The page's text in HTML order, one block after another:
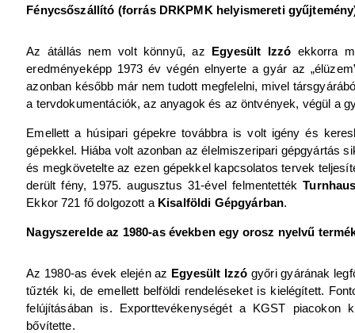
Fénycsőszállító (forrás DRKPMK helyismereti
Az átállás nem volt könnyű, az Egyesült Izzó ekkorra
eredményeképp 1973 év végén elnyerte a gyár az
azonban később már nem tudott megfelelni, mivel
a tervdokumentációk, az anyagok és az öntvények, végül a
Emellett a húsipari gépekre továbbra is volt igény és
gépekkel. Hiába volt azonban az élelmiszeripari gépgyártás
és megkövetelte az ezen gépekkel kapcsolatos tervek
derült fény, 1975. augusztus 31-ével felmentették
Ekkor 721 fő dolgozott a Kisalföldi Gépgyárban.
Nagyszerelde az 1980-as években egy orosz nyelvű
Az 1980-as évek elején az Egyesült Izzó győri gyárának
tűzték ki, de emellett belföldi rendeléseket is kielégített.
felújításában is. Exporttevékenységét a KGST piacokon
bővítette.